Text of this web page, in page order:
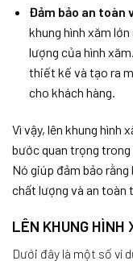
Đảm bảo an toàn
khung hình xăm
lượng của hình
thiết kế và tạo ra
cho khách hàng.
Vì vậy, lên khung hình
bước quan trọng
Nó giúp đảm bảo
chất lượng và an toàn
LÊN KHUNG HÌNH
Dưới đây là một số ví